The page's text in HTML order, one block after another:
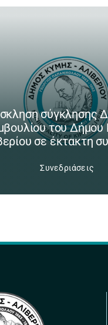
σύγκλησης
του
σε έκτακτη
Συνεδριάσεις